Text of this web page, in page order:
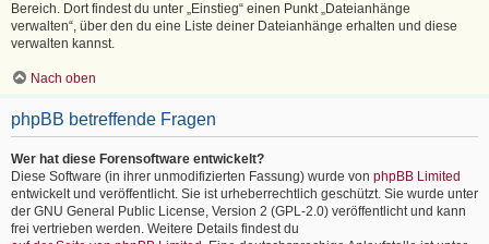
Bereich. Dort findest du unter „Einstieg“ einen Punkt „Dateianhänge
verwalten“, über den du eine Liste deiner Dateianhänge erhalten und diese
verwalten kannst.
Nach oben
phpBB betreffende Fragen
Wer hat diese Forensoftware entwickelt?
Diese Software (in ihrer unmodifizierten Fassung) wurde von phpBB Limited
entwickelt und veröffentlicht. Sie ist urheberrechtlich geschützt. Sie wurde unter
der GNU General Public License, Version 2 (GPL-2.0) veröffentlicht und kann
frei vertrieben werden. Weitere Details findest du